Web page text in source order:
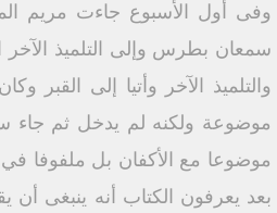
وفى أول الأسبوع جاءت مريم
سمعان بطرس وإلى التلميذ
والتلميذ الآخر وأتيا إلى القبر
موضوعة ولكنه لم يدخل ثم جاء
موضوعا مع الأكفان بل ملفوفا في
بعد يعرفون الكتاب أنه ينبغى